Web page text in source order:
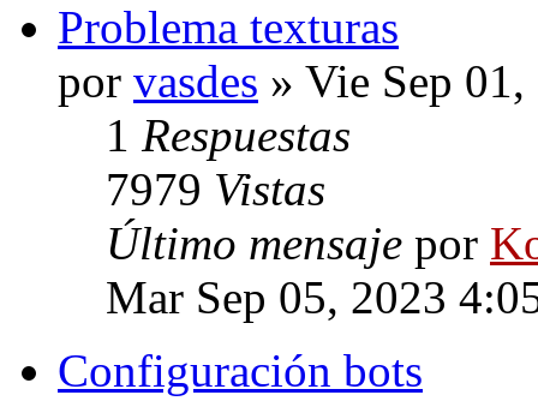
Problema texturas
por vasdes » Vie Sep
1 Respuestas
7979 Vistas
Último mensaje por
Mar Sep 05, 2023
Configuración bots